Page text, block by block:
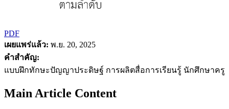
PDF
เผยแพร่แล้ว: พ.ย. 20, 2025
คำสำคัญ:
แบบฝึกทักษะปัญญาประดิษฐ์ การผลิตสื่อการเรียนรู้ นักศึกษาครู
Main Article Content